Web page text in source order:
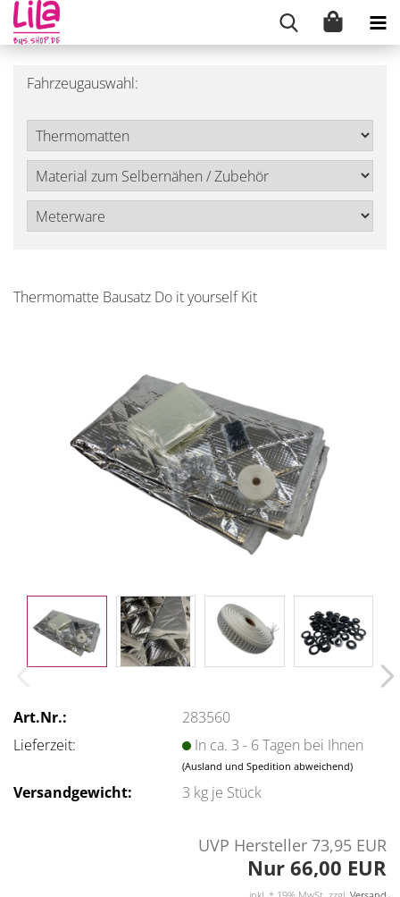
Fahrzeugauswahl:
Thermomatte Bausatz Do it yourself Kit
Art.Nr.:
283560
Lieferzeit:
In ca. 3 - 6 Tagen bei Ihnen
(Ausland und Spedition abweichend)
Versandgewicht: 3 kg je Stück
UVP Hersteller 73,95 EUR
Nur 66,00 EUR